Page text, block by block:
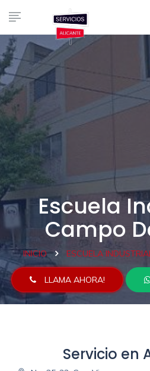
Escuela
Campo
INICIO ESCUELA
LLAMA AHORA!
Servicio en